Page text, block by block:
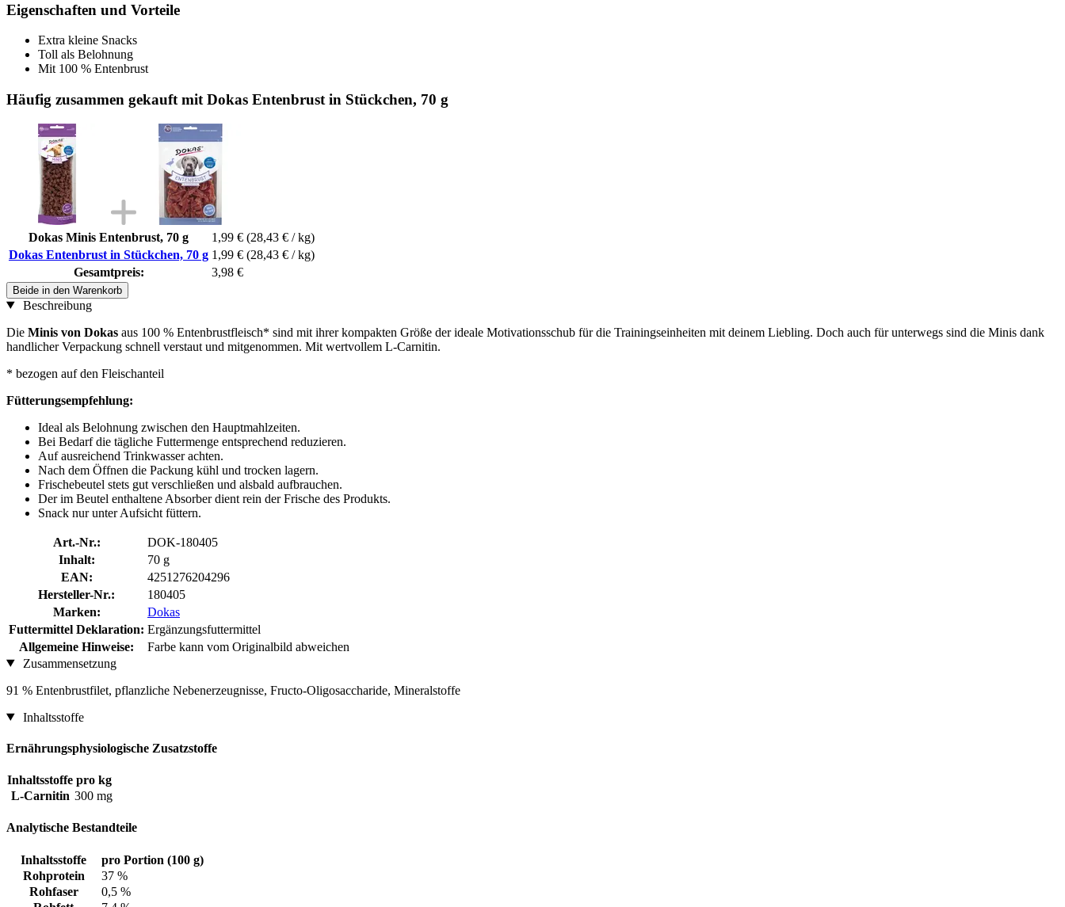
Eigenschaften und Vorteile
Extra kleine Snacks
Toll als Belohnung
Mit 100 % Entenbrust
Häufig zusammen gekauft mit Dokas Entenbrust in Stückchen, 70 g
Dokas Minis Entenbrust, 70 g 1,99 € (28,43 € / kg)
Dokas Entenbrust in Stückchen, 70 g 1,99 € (28,43 € / kg)
Gesamtpreis:
3,98 €
Beide in den Warenkorb
Beschreibung
Die Minis von Dokas aus 100 % Entenbrustfleisch* sind mit ihrer kompakten Größe der ideale Motivationsschub für die Trainingseinheiten mit deinem Liebling. Doch auch für unterwegs sind die Minis dank
handlicher Verpackung schnell verstaut und mitgenommen. Mit wertvollem L-Carnitin.
* bezogen auf den Fleischanteil
Fütterungsempfehlung:
Ideal als Belohnung zwischen den Hauptmahlzeiten.
Bei Bedarf die tägliche Futtermenge entsprechend reduzieren.
Auf ausreichend Trinkwasser achten.
Nach dem Öffnen die Packung kühl und trocken lagern.
Frischebeutel stets gut verschließen und alsbald aufbrauchen.
Der im Beutel enthaltene Absorber dient rein der Frische des Produkts.
Snack nur unter Aufsicht füttern.
Art.-Nr.:
DOK-180405
Inhalt:
70 g
EAN:
4251276204296
Hersteller-Nr.:
180405
Marken:
Dokas
Futtermittel Deklaration: Ergänzungsfuttermittel
Allgemeine Hinweise:
Farbe kann vom Originalbild abweichen
Zusammensetzung
91 % Entenbrustfilet, pflanzliche Nebenerzeugnisse, Fructo-Oligosaccharide, Mineralstoffe
Inhaltsstoffe
Ernährungsphysiologische Zusatzstoffe
Inhaltsstoffe pro kg
L-Carnitin 300 mg
Analytische Bestandteile
Inhaltsstoffe
pro Portion (100 g)
Rohprotein
37 %
Rohfaser
0,5 %